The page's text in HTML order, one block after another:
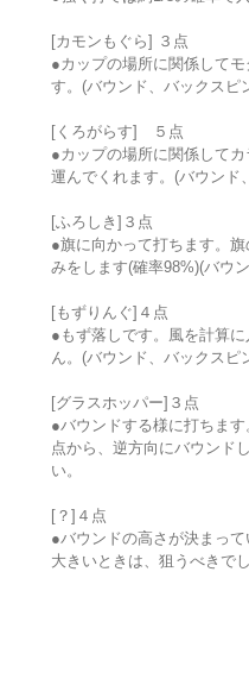
[カモンもぐら] ３点
●カップの場所に関係して
す。(バウンド、バックスピ
[くろがらす] ５点
●カップの場所に関係して
運んでくれます。(バウンド
[ふろしき]３点
●旗に向かって打ちます。
みをします(確率98%)(バウ
[もずりんぐ]４点
●もず落しです。風を計算
ん。(バウンド、バックスピ
[グラスホッパー]３点
●バウンドする様に打ちま
点から、逆方向にバウンド
い。
[？]４点
●バウンドの高さが決まっ
大きいときは、狙うべきでし